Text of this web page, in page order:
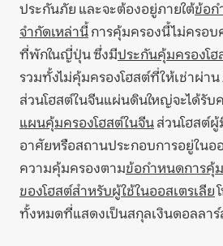
ประกันภัย และจะต้องอยู่ภายใต้ข้อก
จำกัดเหล่านี้การคุ้มครองนี้ไม่ครอบ
ที่พักในญี่ปุ่น ซึ่งมีประกันคุ้มครองโ
รวมทั้งไม่คุ้มครองโฮสต์ที่ให้เช่าผ่าน
ส่วนโฮสต์ในจีนแผ่นดินใหญ่จะได้รับ
แผนคุ้มครองโฮสต์ในจีนส่วนโฮสต์
อาศัยหรือสถานประกอบการอยู่ในออ
ความคุ้มครองตามข้อกำหนดการคุ้
ของโฮสต์สำหรับผู้ใช้ในออสเตรเลีย
ทั้งหมดที่แสดงเป็นสกุลเงินดอลลาร์